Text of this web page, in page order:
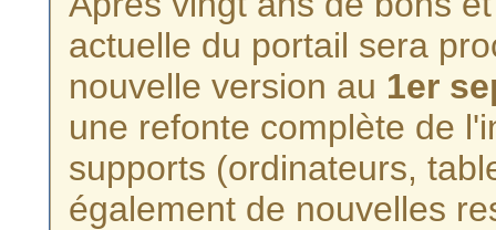
actuelle du portail sera
nouvelle version au 1er
une refonte complète de
supports (ordinateurs,
également de nouvelles